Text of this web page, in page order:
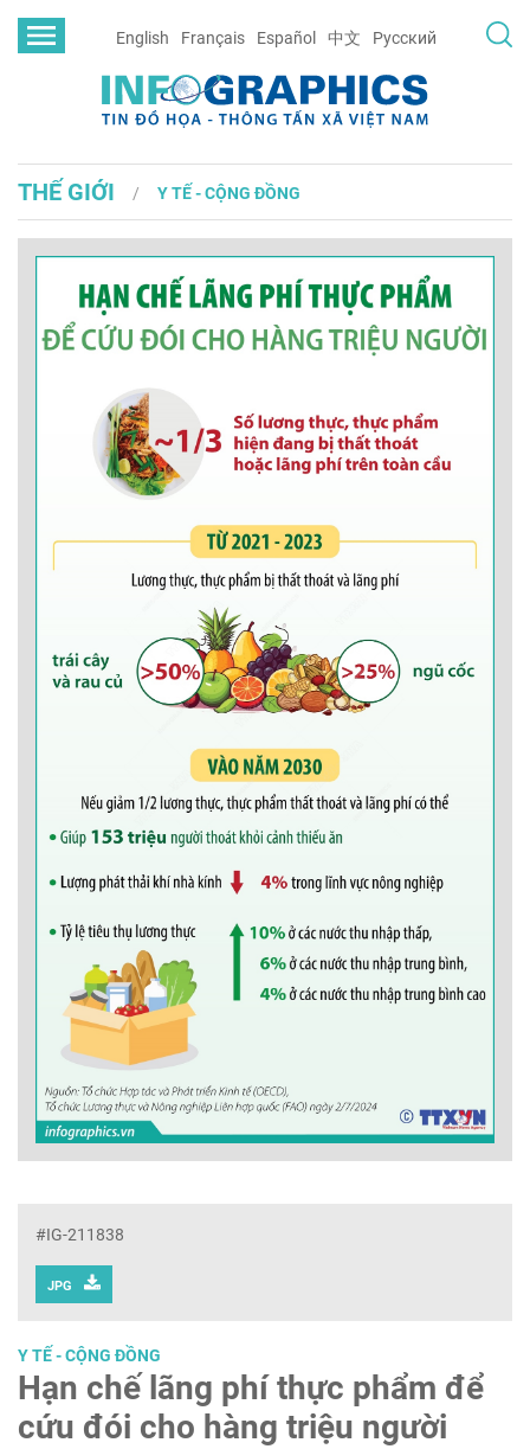
English Français Español 中文 Русский
THẾ GIỚI Y TẾ - CỘNG ĐỒNG
#IG-211838
JPG
Y TẾ - CỘNG ĐỒNG
Hạn chế lãng phí thực phẩm để
cứu đói cho hàng triệu người